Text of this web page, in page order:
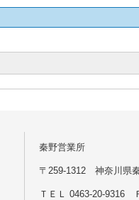
秦野営業所
〒259-1312 神奈川県
ＴＥＬ 0463-20-9316